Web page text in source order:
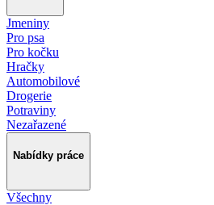
Jmeniny
Pro psa
Pro kočku
Hračky
Automobilové
Drogerie
Potraviny
Nezařazené
Nabídky práce
Všechny